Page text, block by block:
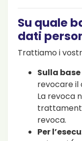
Su quale
dati
Trattiamo i
Sulla
revocare il
La revoca
revoca.
Per